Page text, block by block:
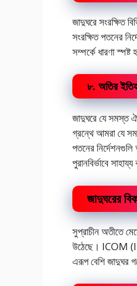
জাদুঘরে সংরক্ষিত
সংরক্ষিত পতনের
সম্পর্কে ধারণা
৮. অতির
জাদুঘরে যে সমস্ত
গ্রন্থে আমরা যে
পতনের
পুরানবির্ভাবে
জাদুঘরের
সুপ্রাচীন অতীতে
উঠেছে। ICOM
এরূপ বেশি জাদুঘর